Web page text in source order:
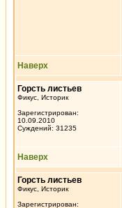
Наверх
Горсть листьев
Фикус, Историк
Зарегистрирован:
10.09.2010
Суждений: 31235
Наверх
Горсть листьев
Фикус, Историк
Зарегистрирован: